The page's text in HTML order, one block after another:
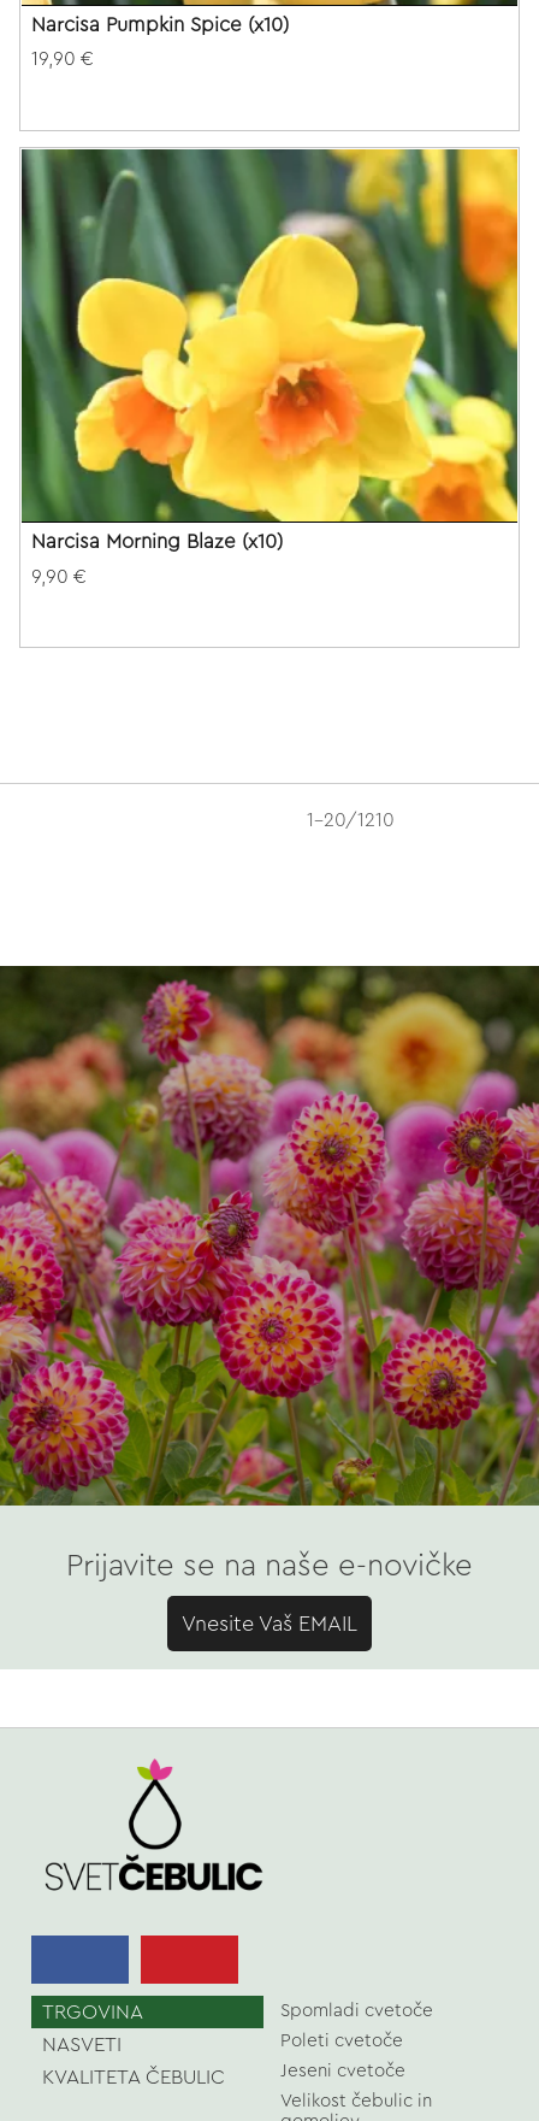
Narcisa Pumpkin Spice (x10)
19,90 €
Narcisa Morning Blaze (x10)
9,90 €
1-20/1210
Prijavite se na naše e-novičke
Vnesite Vaš EMAIL
TRGOVINA
NASVETI
KVALITETA ČEBULIC
Spomladi cvetoče
Poleti cvetoče
Jeseni cvetoče
Velikost čebulic in